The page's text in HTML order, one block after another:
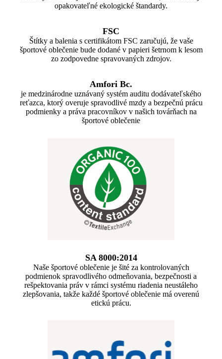
opakovateľné ekologické štandardy.
FSC
Štítky a balenia s certifikátom FSC zaručujú, že vaše
športové oblečenie bude dodané v papieri šetrnom k ​​lesom
zo zodpovedne spravovaných zdrojov.
Amfori Bc.
je medzinárodne uznávaný systém auditu dodávateľského
reťazca, ktorý overuje spravodlivé mzdy a bezpečnú prácu
podmienky a práva pracovníkov v našich továrňach na
športové oblečenie
SA 8000:2014
Naše športové oblečenie je šité za kontrolovaných
podmienok spravodlivého odmeňovania, bezpečnosti a
rešpektovania práv v rámci systému riadenia neustáleho
zlepšovania, takže každé športové oblečenie má overenú
etickú prácu.